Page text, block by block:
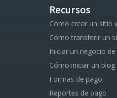
Recursos
Cómo crear un sitio
Cómo transferir un
Iniciar un negocio
Cómo iniciar un blog
Formas de pago
Reportes de pago